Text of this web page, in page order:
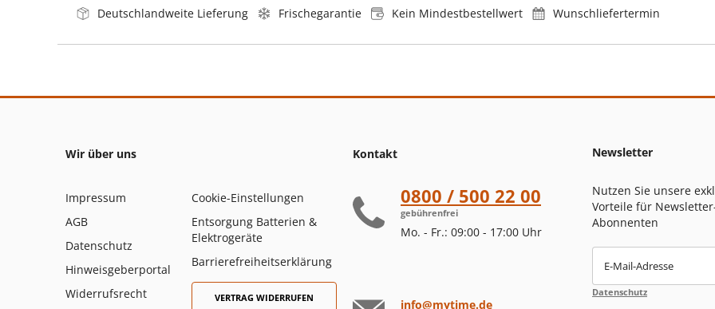
Deutschlandweite Lieferung Frischegarantie Kein Mindestbestellwert Wunschliefertermin
Wir über uns
Impressum
AGB
Datenschutz
Hinweisgeberportal
Widerrufsrecht
Cookie-Einstellungen
Entsorgung Batterien &
Elektrogeräte
Barrierefreiheitserklärung
VERTRAG WIDERRUFEN
Kontakt
0800 / 500 22 00
gebührenfrei
Mo. - Fr.: 09:00 - 17:00 Uhr
info@mytime.de
Newsletter
Nutzen Sie unsere
Vorteile für
Abonnenten
E-Mail-Adresse
Datenschutz